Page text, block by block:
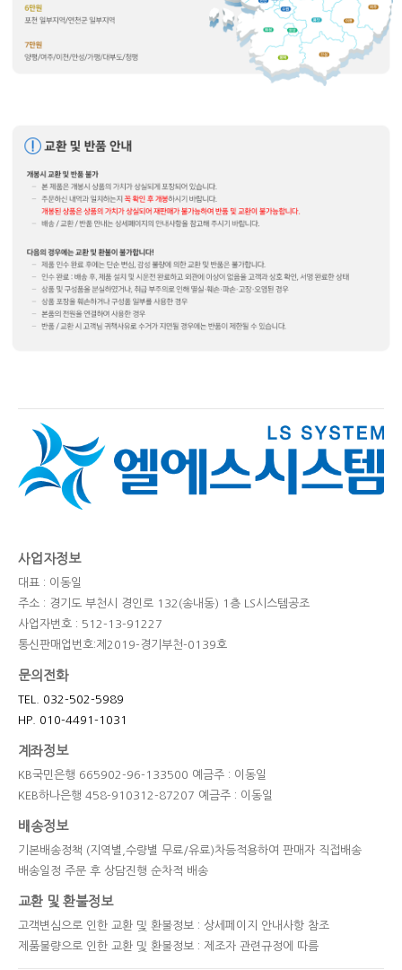
사업자정보
대표 : 이동일
주소 : 경기도 부천시 경인로 132(송내동) 1층 LS시스템공조
사업자번호 : 512-13-91227
통신판매업번호:제2019-경기부천-0139호
문의전화
TEL. 032-502-5989
HP. 010-4491-1031
계좌정보
KB국민은행 665902-96-133500 예금주 : 이동일
KEB하나은행 458-910312-87207 예금주 : 이동일
배송정보
기본배송정책 (지역별,수량별 무료/유료)차등적용하여 판매자 직접배송
배송일정 주문 후 상담진행 순차적 배송
교환 및 환불정보
고객변심으로 인한 교환 및 환불정보 : 상세페이지 안내사항 참조
제품불량으로 인한 교환 및 환불정보 : 제조자 관련규정에 따름